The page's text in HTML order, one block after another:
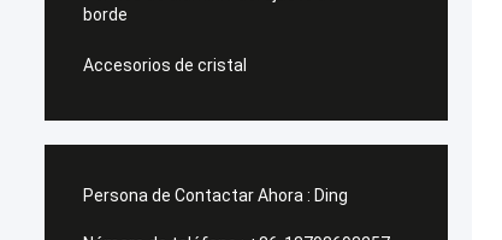
borde
Accesorios de cristal
Persona de Contactar Ahora : Ding